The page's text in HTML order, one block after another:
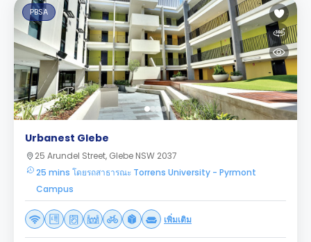
PBSA
Urbanest Glebe
25 Arundel Street, Glebe NSW 2037
25 mins โดยรถสาธารณะ Torrens University - Pyrmont
Campus
เพิ่มเติม